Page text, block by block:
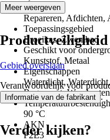
Toepassing
Repareren, Afdichten,
Toepassingsgebied
Broeikas, Zwembad
Geschikt voor
Kunststof, Metaal
Eigenschappen
Waterdicht,
Regenvast,
90 °C
AKN
P2E3
Meer weergeven
Productveiligheid
Gebied overslaan
Verantwoordelijk voor
Informatie van de fabrikant .
Verder kijken?